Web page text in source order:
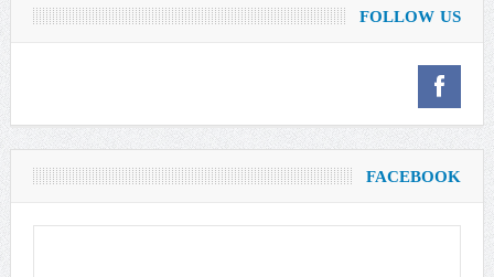
FOLLOW US
FACEBOOK